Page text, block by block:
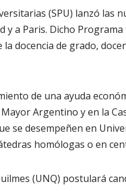
(SPU) lanzó las
y a Paris. Dicho
docencia de grado,
de una ayuda
Argentino y en la
se desempeñen en
homólogas o en
(UNQ) postulará